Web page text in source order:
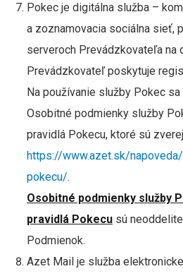
Pokec je digitálna služba –
a zoznamovacia sociálna sieť,
serveroch Prevádzkovateľa na
Prevádzkovateľ poskytuje
Na používanie služby Pokec
Osobitné podmienky služby
pravidlá Pokecu, ktoré sú
https://www.azet.sk/
pokecu/.
Osobitné podmienky služby
pravidlá Pokecusú
Podmienok.
Azet Mail je služba